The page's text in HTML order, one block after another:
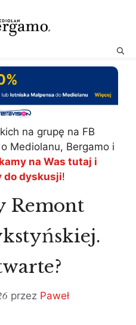
na grupę na FB
Mediolanu, Bergamo i
na Was tutaj i
do dyskusji!
Remont
przez Paweł